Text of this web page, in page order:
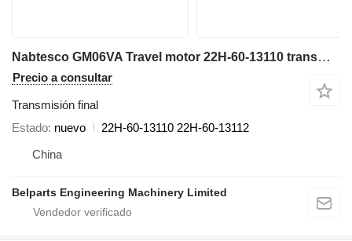
Nabtesco GM06VA Travel motor 22H-60-13110 transmisión final para Komatsu PC56-7 miniexcavadora
Precio a consultar
Transmisión final
Estado nuevo
22H-60-13110 22H-60-13112
China
Belparts Engineering Machinery Limited